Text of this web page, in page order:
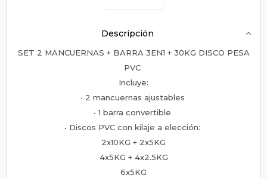
Descripción
SET 2 MANCUERNAS + BARRA 3EN1 + 30KG DISCO PESA
PVC
Incluye:
• 2 mancuernas ajustables
• 1 barra convertible
• Discos PVC con kilaje a elección:
2x10KG + 2x5KG
4x5KG + 4x2.5KG
6x5KG